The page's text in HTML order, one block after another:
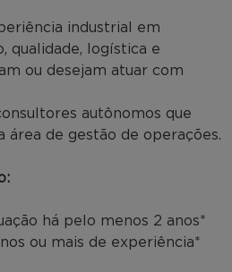
industrial em
qualidade, logística e
ou desejam atuar com
autônomos que
área de gestão de operações.
há pelo menos 2 anos*
ou mais de experiência*